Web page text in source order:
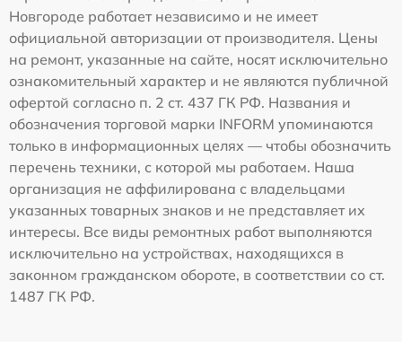
Новгороде работает независимо и не имеет
официальной авторизации от производителя. Цены
на ремонт, указанные на сайте, носят исключительно
ознакомительный характер и не являются публичной
офертой согласно п. 2 ст. 437 ГК РФ. Названия и
обозначения торговой марки INFORM упоминаются
только в информационных целях — чтобы обозначить
перечень техники, с которой мы работаем. Наша
организация не аффилирована с владельцами
указанных товарных знаков и не представляет их
интересы. Все виды ремонтных работ выполняются
исключительно на устройствах, находящихся в
законном гражданском обороте, в соответствии со ст.
1487 ГК РФ.